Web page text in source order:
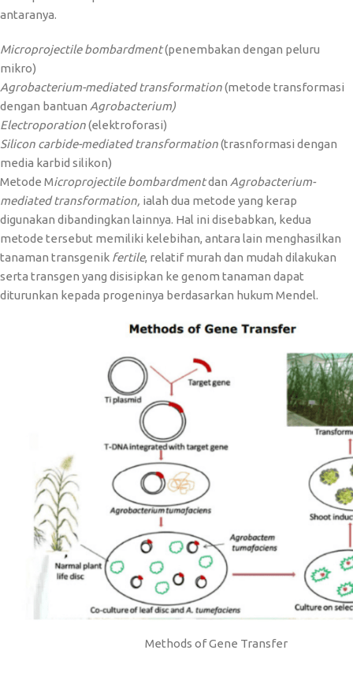
antaranya.
Microprojectile bombardment(penembakan dengan peluru
mikro)
Agrobacterium-mediated transformation(metode transformasi
dengan bantuan Agrobacterium)
Electroporation(elektroforasi)
Silicon carbide-mediated transformation(trasnformasi dengan
media karbid silikon)
Metode Microprojectile bombardmentdan Agrobacterium-
mediated transformation, ialah dua metode yang kerap
digunakan dibandingkan lainnya. Hal ini disebabkan, kedua
metode tersebut memiliki kelebihan, antara lain menghasilkan
tanaman transgenik fertile, relatif murah dan mudah dilakukan
serta transgen yang disisipkan ke genom tanaman dapat
diturunkan kepada progeninya berdasarkan hukum Mendel.
Methods of Gene Transfer